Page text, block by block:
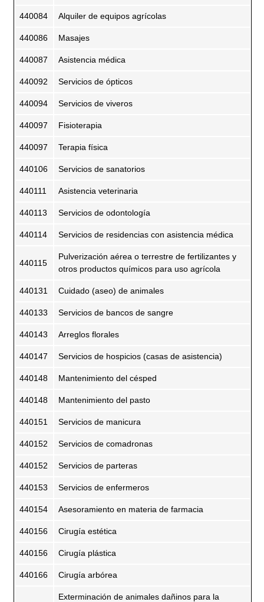
440084 Alquiler de equipos agrícolas
440086 Masajes
440087 Asistencia médica
440092 Servicios de ópticos
440094 Servicios de viveros
440097 Fisioterapia
440097 Terapia física
440106 Servicios de sanatorios
440111 Asistencia veterinaria
440113 Servicios de odontología
440114 Servicios de residencias con asistencia médica
440115
Pulverización aérea o terrestre de fertilizantes y
otros productos químicos para uso agrícola
440131 Cuidado (aseo) de animales
440133 Servicios de bancos de sangre
440143 Arreglos florales
440147 Servicios de hospicios (casas de asistencia)
440148 Mantenimiento del césped
440148 Mantenimiento del pasto
440151 Servicios de manicura
440152 Servicios de comadronas
440152 Servicios de parteras
440153 Servicios de enfermeros
440154 Asesoramiento en materia de farmacia
440156 Cirugía estética
440156 Cirugía plástica
440166 Cirugía arbórea
Exterminación de animales dañinos para la